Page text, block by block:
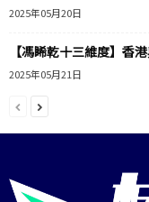
2025年05月20日
【馮睎乾十三維度】香
2025年05月21日